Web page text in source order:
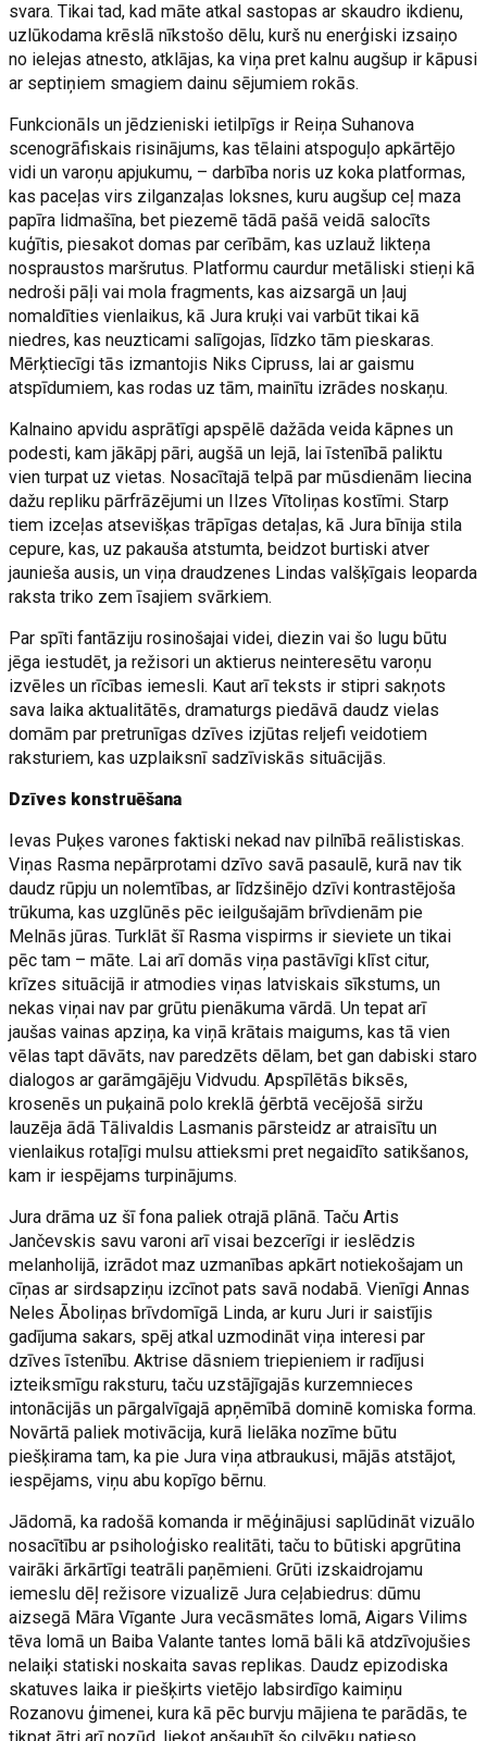
svara. Tikai tad, kad māte atkal sastopas ar skaudro ikdienu,
uzlūkodama krēslā nīkstošo dēlu, kurš nu enerģiski izsaiņo
no ielejas atnesto, atklājas, ka viņa pret kalnu augšup ir kāpusi
ar septiņiem smagiem dainu sējumiem rokās.
Funkcionāls un jēdzieniski ietilpīgs ir Reiņa Suhanova
scenogrāfiskais risinājums, kas tēlaini atspoguļo apkārtējo
vidi un varoņu apjukumu, – darbība noris uz koka platformas,
kas paceļas virs zilganzaļas loksnes, kuru augšup ceļ maza
papīra lidmašīna, bet piezemē tādā pašā veidā salocīts
kuģītis, piesakot domas par cerībām, kas uzlauž likteņa
nospraustos maršrutus. Platformu caurdur metāliski stieņi kā
nedroši pāļi vai mola fragments, kas aizsargā un ļauj
nomaldīties vienlaikus, kā Jura kruķi vai varbūt tikai kā
niedres, kas neuzticami salīgojas, līdzko tām pieskaras.
Mērķtiecīgi tās izmantojis Niks Cipruss, lai ar gaismu
atspīdumiem, kas rodas uz tām, mainītu izrādes noskaņu.
Kalnaino apvidu asprātīgi apspēlē dažāda veida kāpnes un
podesti, kam jākāpj pāri, augšā un lejā, lai īstenībā paliktu
vien turpat uz vietas. Nosacītajā telpā par mūsdienām liecina
dažu repliku pārfrāzējumi un Ilzes Vītoliņas kostīmi. Starp
tiem izceļas atsevišķas trāpīgas detaļas, kā Jura bīnija stila
cepure, kas, uz pakauša atstumta, beidzot burtiski atver
jaunieša ausis, un viņa draudzenes Lindas valšķīgais leoparda
raksta triko zem īsajiem svārkiem.
Par spīti fantāziju rosinošajai videi, diezin vai šo lugu būtu
jēga iestudēt, ja režisori un aktierus neinteresētu varoņu
izvēles un rīcības iemesli. Kaut arī teksts ir stipri sakņots
sava laika aktualitātēs, dramaturgs piedāvā daudz vielas
domām par pretrunīgas dzīves izjūtas reljefi veidotiem
raksturiem, kas uzplaiksnī sadzīviskās situācijās.
Dzīves konstruēšana
Ievas Puķes varones faktiski nekad nav pilnībā reālistiskas.
Viņas Rasma nepārprotami dzīvo savā pasaulē, kurā nav tik
daudz rūpju un nolemtības, ar līdzšinējo dzīvi kontrastējoša
trūkuma, kas uzglūnēs pēc ieilgušajām brīvdienām pie
Melnās jūras. Turklāt šī Rasma vispirms ir sieviete un tikai
pēc tam – māte. Lai arī domās viņa pastāvīgi klīst citur,
krīzes situācijā ir atmodies viņas latviskais sīkstums, un
nekas viņai nav par grūtu pienākuma vārdā. Un tepat arī
jaušas vainas apziņa, ka viņā krātais maigums, kas tā vien
vēlas tapt dāvāts, nav paredzēts dēlam, bet gan dabiski staro
dialogos ar garāmgājēju Vidvudu. Apspīlētās biksēs,
krosenēs un puķainā polo kreklā ģērbtā vecējošā siržu
lauzēja ādā Tālivaldis Lasmanis pārsteidz ar atraisītu un
vienlaikus rotaļīgi mulsu attieksmi pret negaidīto satikšanos,
kam ir iespējams turpinājums.
Jura drāma uz šī fona paliek otrajā plānā. Taču Artis
Jančevskis savu varoni arī visai bezcerīgi ir ieslēdzis
melanholijā, izrādot maz uzmanības apkārt notiekošajam un
cīņas ar sirdsapziņu izcīnot pats savā nodabā. Vienīgi Annas
Neles Āboliņas brīvdomīgā Linda, ar kuru Juri ir saistījis
gadījuma sakars, spēj atkal uzmodināt viņa interesi par
dzīves īstenību. Aktrise dāsniem triepieniem ir radījusi
izteiksmīgu raksturu, taču uzstājīgajās kurzemnieces
intonācijās un pārgalvīgajā apņēmībā dominē komiska forma.
Novārtā paliek motivācija, kurā lielāka nozīme būtu
piešķirama tam, ka pie Jura viņa atbraukusi, mājās atstājot,
iespējams, viņu abu kopīgo bērnu.
Jādomā, ka radošā komanda ir mēģinājusi saplūdināt vizuālo
nosacītību ar psiholoģisko realitāti, taču to būtiski apgrūtina
vairāki ārkārtīgi teatrāli paņēmieni. Grūti izskaidrojamu
iemeslu dēļ režisore vizualizē Jura ceļabiedrus: dūmu
aizsegā Māra Vīgante Jura vecāsmātes lomā, Aigars Vilims
tēva lomā un Baiba Valante tantes lomā bāli kā atdzīvojušies
nelaiķi statiski noskaita savas replikas. Daudz epizodiska
skatuves laika ir piešķirts vietējo labsirdīgo kaimiņu
Rozanovu ģimenei, kura kā pēc burvju mājiena te parādās, te